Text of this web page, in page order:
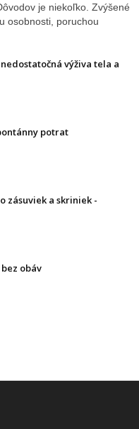
je niekoľko. Zvýšené
osobnosti, poruchou
výživa tela a
potrat
zásuviek a skriniek -
obáv